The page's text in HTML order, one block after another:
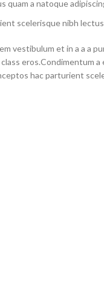
a natoque
scelerisque nibh
vestibulum et in a a a
eros.Condimentum
hac parturient